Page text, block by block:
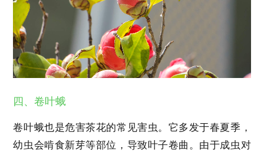
四、卷叶蛾
卷叶蛾也是危害茶花的常见害虫。它多发于春夏季，
幼虫会啃食新芽等部位，导致叶子卷曲。由于成虫对